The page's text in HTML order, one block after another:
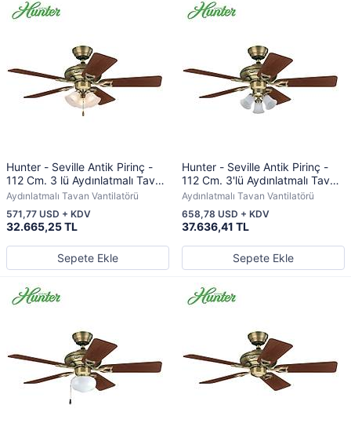
Hunter - Seville Antik Pirinç -
112 Cm. 3 lü Aydınlatmalı Tavan
Vantilatörü
Aydınlatmalı Tavan Vantilatörü
32.665,25 TL
571,77 USD + KDV
Sepete Ekle
Hunter - Seville Antik Pirinç -
112 Cm. 3'lü Aydınlatmalı Tavan
Vantilatörü
Aydınlatmalı Tavan Vantilatörü
37.636,41 TL
658,78 USD + KDV
Sepete Ekle